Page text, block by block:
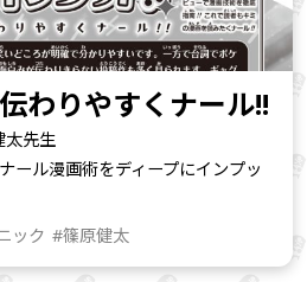
わりやすくナール!!
太先生
ール漫画術をディープにインプッ
ック #篠原健太